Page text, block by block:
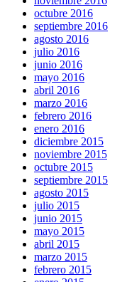
octubre 2016
septiembre 2016
agosto 2016
julio 2016
junio 2016
mayo 2016
abril 2016
marzo 2016
febrero 2016
enero 2016
diciembre 2015
noviembre 2015
octubre 2015
septiembre 2015
agosto 2015
julio 2015
junio 2015
mayo 2015
abril 2015
marzo 2015
febrero 2015